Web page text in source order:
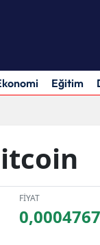
Eğitim
FİYAT